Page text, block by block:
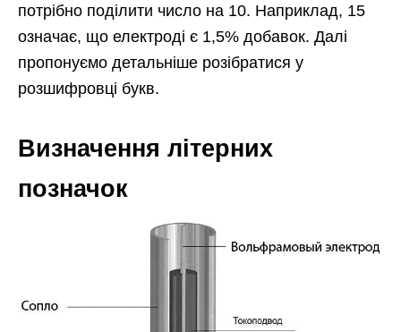
потрібно поділити число на 10. Наприклад, 15
означає, що електроді є 1,5% добавок. Далі
пропонуємо детальніше розібратися у
розшифровці букв.
Визначення літерних
позначок